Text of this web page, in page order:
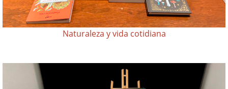
Naturaleza y vida cotidiana